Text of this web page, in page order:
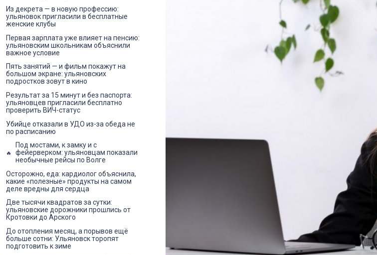
Из декрета — в новую профессию:
ульяновок пригласили в бесплатные
женские клубы
Первая зарплата уже влияет на пенсию:
ульяновским школьникам объяснили
важное условие
Пять занятий — и фильм покажут на
большом экране: ульяновских
подростков зовут в кино
Результат за 15 минут и без паспорта:
ульяновцев пригласили бесплатно
проверить ВИЧ-статус
Убийце отказали в УДО из-за обеда не
по расписанию
Под мостами, к замку и с
фейерверком: ульяновцам показали
необычные рейсы по Волге
Осторожно, еда: кардиолог объяснила,
какие «полезные» продукты на самом
деле вредны для сердца
Две тысячи квадратов за сутки:
ульяновские дорожники прошлись от
Кротовки до Арского
До отопления месяц, а порывов ещё
больше сотни: Ульяновск торопят
подготовить к зиме